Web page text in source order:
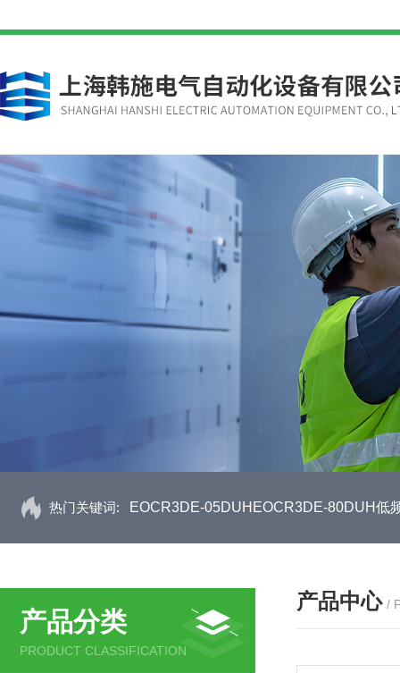
热门关键词: EOCR3DE-05DUHEOCR3DE-80DUH低
产品分类
PRODUCT CLASSIFICATION
产品中心 /